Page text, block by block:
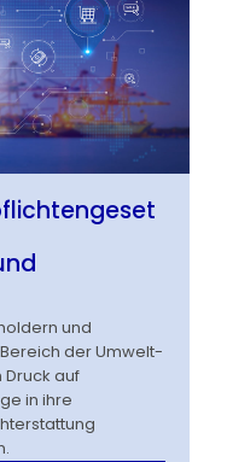
und
der Umwelt-
auf
in ihre